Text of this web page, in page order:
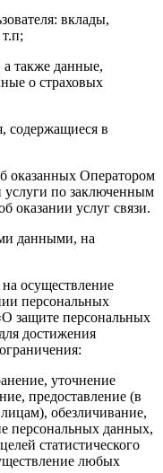
вклады,
также данные,
о страховых
содержащиеся в
оказанных Оператором
услуги по заключенным
оказании услуг связи.
данными, на
осуществление
персональных
защите персональных
достижения
уточнение
предоставление (в
обезличивание,
персональных данных,
статистического
любых